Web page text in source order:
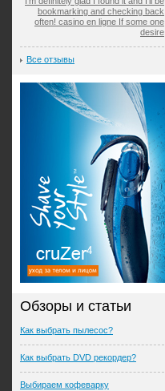
bookmarking and checking back
often! casino en ligne If some one
desire
Все отзывы
Обзоры и статьи
Как выбрать пылесос?
Как выбрать DVD рекордер?
Выбираем кофеварку